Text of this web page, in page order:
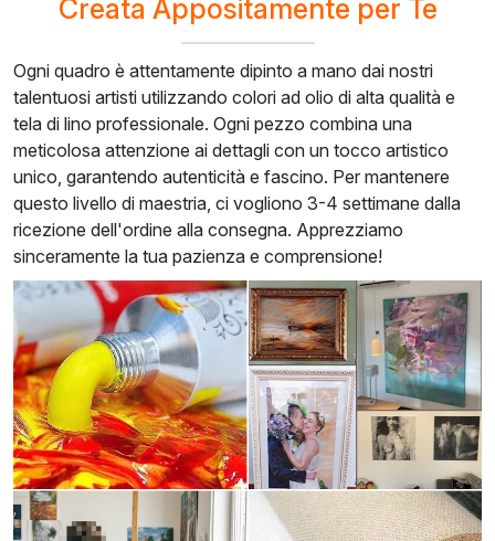
Creata Appositamente per Te
Ogni quadro è attentamente dipinto a mano dai nostri
talentuosi artisti utilizzando colori ad olio di alta qualità e
tela di lino professionale. Ogni pezzo combina una
meticolosa attenzione ai dettagli con un tocco artistico
unico, garantendo autenticità e fascino. Per mantenere
questo livello di maestria, ci vogliono 3-4 settimane dalla
ricezione dell'ordine alla consegna. Apprezziamo
sinceramente la tua pazienza e comprensione!